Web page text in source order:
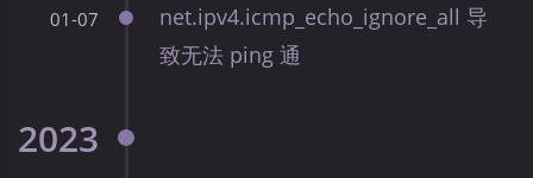
01-07
net.ipv4.icmp_echo_ignore_all 导
致无法 ping 通
2023